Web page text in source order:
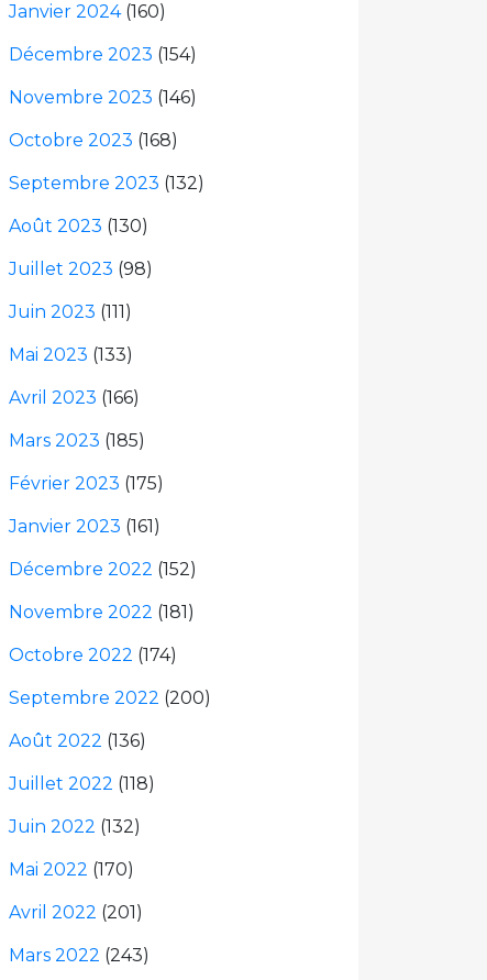
Janvier 2024(160)
Décembre 2023 (154)
Novembre 2023 (146)
Octobre 2023 (168)
Septembre 2023 (132)
Août 2023 (130)
Juillet 2023 (98)
Juin 2023 (111)
Mai 2023 (133)
Avril 2023 (166)
Mars 2023 (185)
Février 2023 (175)
Janvier 2023 (161)
Décembre 2022 (152)
Novembre 2022 (181)
Octobre 2022 (174)
Septembre 2022 (200)
Août 2022 (136)
Juillet 2022 (118)
Juin 2022 (132)
Mai 2022 (170)
Avril 2022 (201)
Mars 2022 (243)